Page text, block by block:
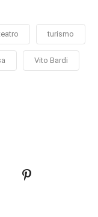
turismo
Vito Bardi